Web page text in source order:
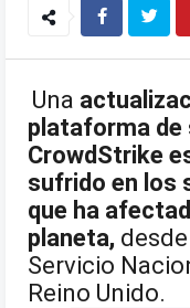
Una
plataforma
CrowdStrike
sufrido en los
que ha
planeta,
Servicio
Reino Unido.